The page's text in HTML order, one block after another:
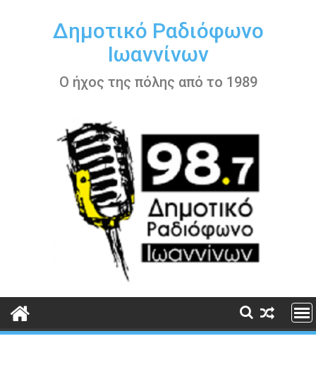
περιεχόμενοΔημοτικό Ραδιόφωνο
Ιωαννίνων
Ο ήχος της πόλης από το 1989